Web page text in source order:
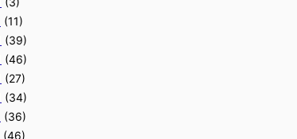
(11)
(39)
(46)
(27)
(34)
(36)
(46)